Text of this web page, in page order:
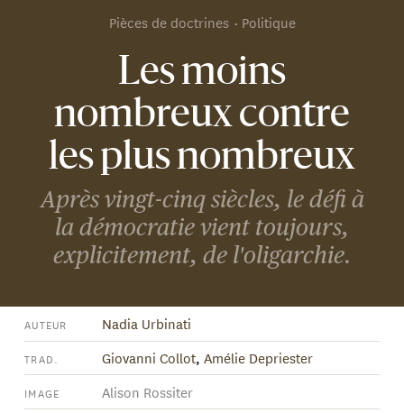
Les moins
nombreux contre
les plus nombreux
Après vingt-cinq siècles, le défi à
la démocratie vient toujours,
explicitement, de l'oligarchie.
Pièces de doctrines Politique
AUTEUR Nadia Urbinati
TRAD. Giovanni Collot, Amélie Depriester
IMAGE Alison Rossiter